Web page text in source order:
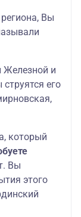
Вы
Железной и
его
который
Вы
этого